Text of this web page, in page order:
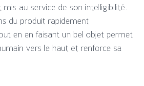
mis au service de son intelligibilité.
du produit rapidement
en en faisant un bel objet permet
vers le haut et renforce sa